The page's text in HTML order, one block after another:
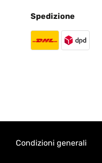
Spedizione
Condizioni generali